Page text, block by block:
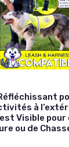
à
Visible pour
ou de